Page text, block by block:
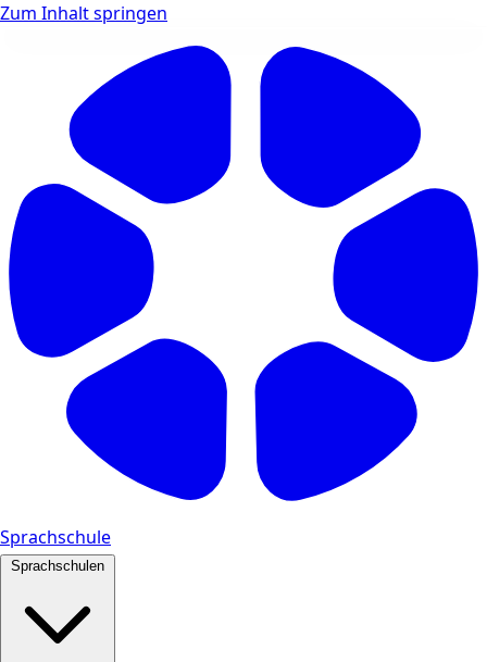
Zum Inhalt springen
Sprachschule
Sprachschulen